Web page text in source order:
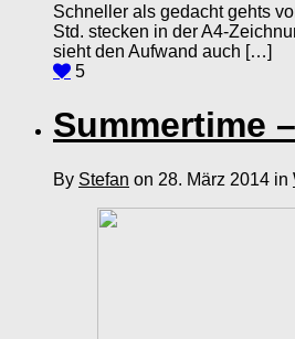
Schneller als gedacht gehts
Std. stecken in der A4-
sieht den Aufwand auch […]
5
Summertime
By Stefan on 28. März 2014 in